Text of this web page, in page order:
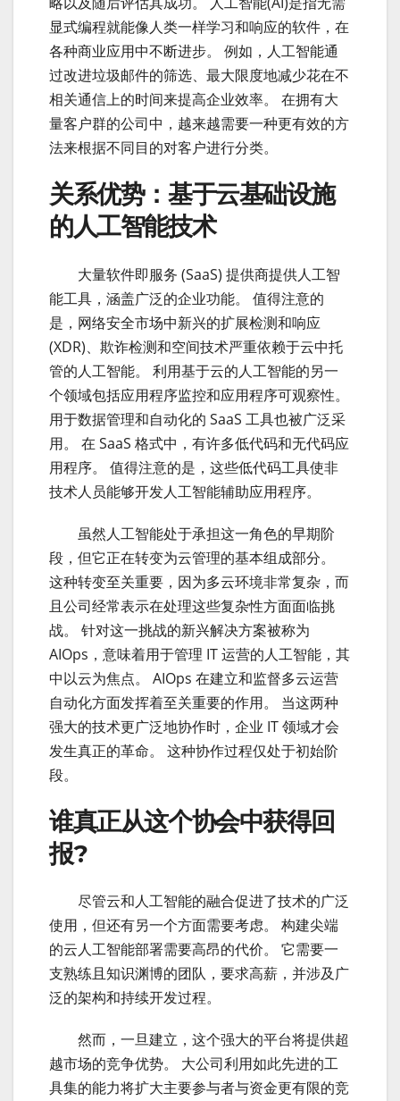
显式编程就能像人类一样学习和响应的软件，在
各种商业应用中不断进步。 例如，人工智能通
过改进垃圾邮件的筛选、最大限度地减少花在不
相关通信上的时间来提高企业效率。 在拥有大
量客户群的公司中，越来越需要一种更有效的方
法来根据不同目的对客户进行分类。
关系优势：基于云基础设施
的人工智能技术
大量软件即服务 (SaaS) 提供商提供人工智
能工具，涵盖广泛的企业功能。 值得注意的
是，网络安全市场中新兴的扩展检测和响应
(XDR)、欺诈检测和空间技术严重依赖于云中托
管的人工智能。 利用基于云的人工智能的另一
个领域包括应用程序监控和应用程序可观察性。
用于数据管理和自动化的 SaaS 工具也被广泛采
用。 在 SaaS 格式中，有许多低代码和无代码应
用程序。 值得注意的是，这些低代码工具使非
技术人员能够开发人工智能辅助应用程序。
虽然人工智能处于承担这一角色的早期阶
段，但它正在转变为云管理的基本组成部分。
这种转变至关重要，因为多云环境非常复杂，而
且公司经常表示在处理这些复杂性方面面临挑
战。 针对这一挑战的新兴解决方案被称为
AIOps，意味着用于管理 IT 运营的人工智能，其
中以云为焦点。 AIOps 在建立和监督多云运营
自动化方面发挥着至关重要的作用。 当这两种
强大的技术更广泛地协作时，企业 IT 领域才会
发生真正的革命。 这种协作过程仅处于初始阶
段。
谁真正从这个协会中获得回
报?
尽管云和人工智能的融合促进了技术的广泛
使用，但还有另一个方面需要考虑。 构建尖端
的云人工智能部署需要高昂的代价。 它需要一
支熟练且知识渊博的团队，要求高薪，并涉及广
泛的架构和持续开发过程。
然而，一旦建立，这个强大的平台将提供超
越市场的竞争优势。 大公司利用如此先进的工
具集的能力将扩大主要参与者与资金更有限的竞